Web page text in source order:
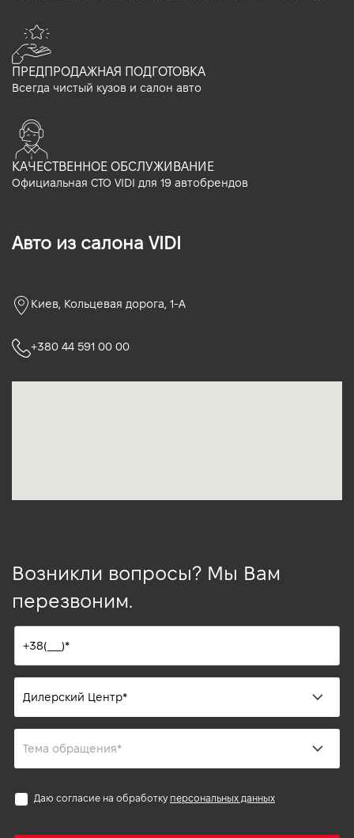
ПРЕДПРОДАЖНАЯ ПОДГОТОВКА
Всегда чистый кузов и салон авто
КАЧЕСТВЕННОЕ ОБСЛУЖИВАНИЕ
Официальная СТО VIDI для 19 автобрендов
Авто из салона VIDI
Киев, Кольцевая дорога, 1-А
+380 44 591 00 00
Возникли вопросы? Мы Вам
перезвоним.
Даю согласие на обработку персональных данных